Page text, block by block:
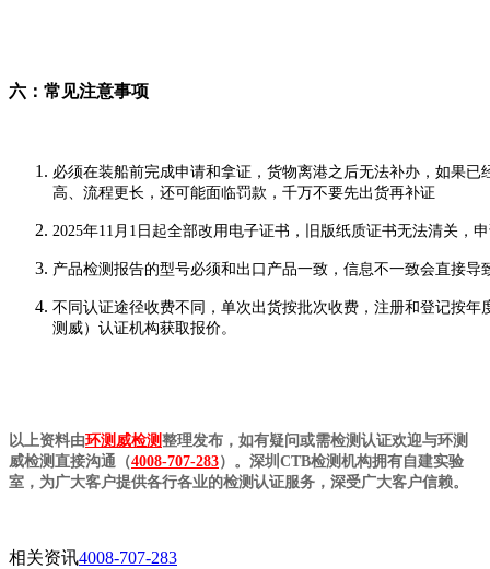
六：常见注意事项
必须在装船前完成申请和拿证，货物离港之后无法补办，如果
高、流程更长，还可能面临罚款，千万不要先出货再补证
2025年11月1日起全部改用电子证书，旧版纸质证书无法清关，
产品检测报告的型号必须和出口产品一致，信息不一致会直接导
不同认证途径收费不同，单次出货按批次收费，注册和登记按
测威）认证机构获取报价。
以上资料由环测威检测整理发布，如有疑问或需检测认证欢迎与环测
威检测直接沟通（4008-707-283）。深圳CTB检测机构拥有自建实验
室，为广大客户提供各行各业的检测认证服务，深受广大客户信赖。
相关资讯4008-707-283